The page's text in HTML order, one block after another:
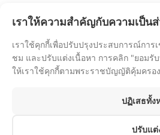
เราให้ความสำคัญกับความเป็น
เราใช้คุกกี้เพื่อปรับปรุงประสบการณ์การ
ชม และปรับแต่งเนื้อหา การคลิก "ยอม
ให้เราใช้คุกกี้ตามพระราชบัญญัติคุ้มครอ
ปฏิเสธทั้ง
ปรับแต่